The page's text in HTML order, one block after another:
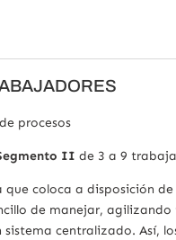
procesos
IIde 3 a 9
coloca a disposición de
de manejar, agilizando
centralizado. Así,